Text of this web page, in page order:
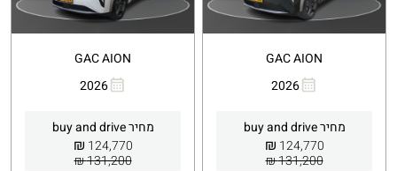
GAC AION
2026
מחיר buy and drive
124,770
₪
131,200 ₪
Whatsapp
GAC AION
2026
מחיר buy and drive
124,770
₪
131,200 ₪
Whatsapp